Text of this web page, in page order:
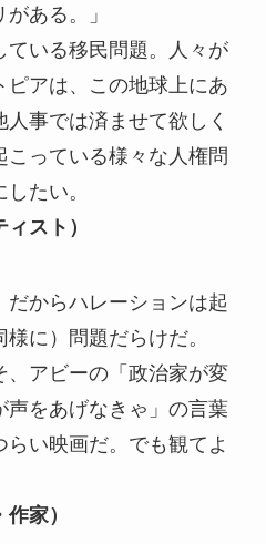
ある。」
ている移⺠問題。⼈々が
アは、この地球上にあ
事では済ませて欲しく
っている様々な⼈権問
たい。
スト）
だからハレーションは起
に）問題だらけだ。
、アビーの「政治家が変
声をあげなきゃ」の⾔葉
い映画だ。でも観てよ
家）